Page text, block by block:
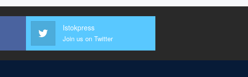
Istokpress
Join us on Twitter